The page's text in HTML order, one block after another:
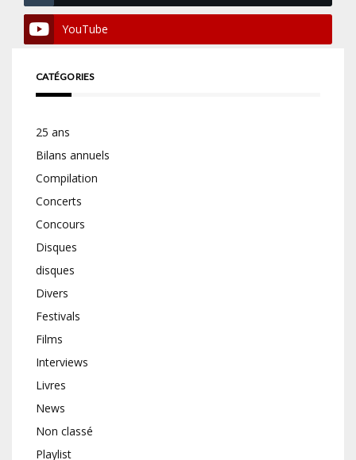
YouTube
CATÉGORIES
25 ans
Bilans annuels
Compilation
Concerts
Concours
Disques
disques
Divers
Festivals
Films
Interviews
Livres
News
Non classé
Playlist